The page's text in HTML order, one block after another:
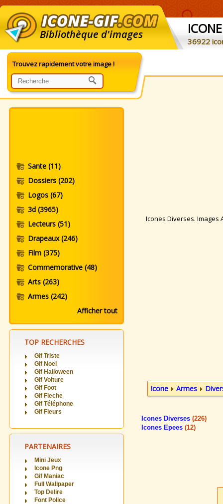
Bibliothèque d'images ICONE
36922
Trouvez rapidement votre image !
Sante (11)
Dossiers (202)
Logos (67)
3d (3965)
Lecteurs (51)
Drapeaux(246)
Film (375)
Commemorative (48)
Arts (263)
Armes (242)
Afficher tout
TOP RECHERCHES
Gif Triste
Gif Noel
Gif Halloween
Gif Voiture
Gif Foot
Gif Fleche
Gif Téléphone
Gif Fleurs
PARTENAIRES
Mini Jeux
Icone Png
Gif Maniac
Full Wallpaper
Top Delire
Font Police
Icones Diverses. Images
Icone Armes
Icones Diverses (226)
Icones Epees (12)